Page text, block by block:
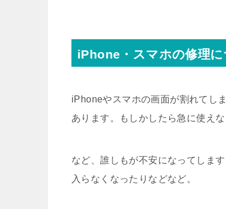
iPhone・スマホの修理に
iPhoneやスマホの画面が割れてし
あります。もしかしたら急に使え
など、誰しもが不安になってしま
入らなくなったりなどなど。